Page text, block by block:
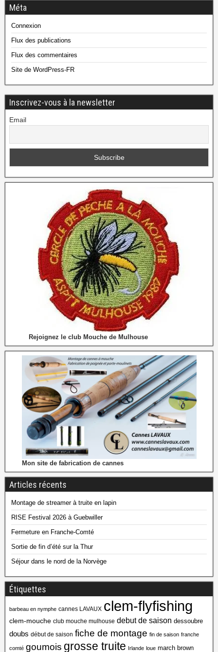
Méta
Connexion
Flux des publications
Flux des commentaires
Site de WordPress-FR
Inscrivez-vous à la newsletter
Email
Rejoignez le club Mouche de Mulhouse
Mon site de fabrication de cannes
Articles récents
Montage de streamer à truite en lapin
RISE Festival 2026 à Guebwiller
Fermeture en Franche-Comté
Sortie de fin d’été sur la Thur
Séjour dans le nord de la Norvège
Étiquettes
barbeau en nymphe cannes LAVAUX clem-flyfishing
clem-mouche club mouche mulhouse debut de saison dessoubre
doubs début de saison fiche de montage fin de saison franche
comté goumois grosse truite Irlande loue march brown